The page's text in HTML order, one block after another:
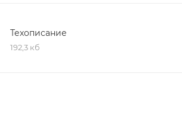
Техописание
192,3 кб